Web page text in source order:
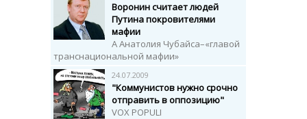
Воронин считает людей
Путина покровителями
мафии
А Анатолия Чубайса–«главой
транснациональной мафии»
24.07.2009
"Коммунистов нужно срочно
отправить в оппозицию"
VOX POPULI